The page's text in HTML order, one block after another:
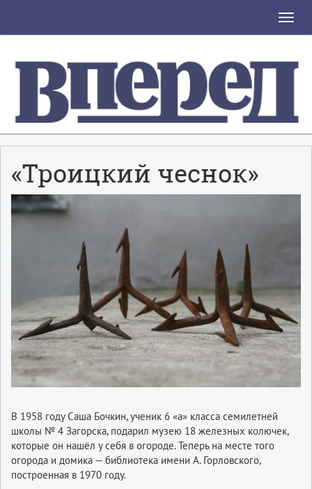
Toggle
«Троицкий чеснок»
В 1958 году Саша Бочкин, ученик 6 «а» класса семилетней
школы № 4 Загорска, подарил музею 18 железных колючек,
которые он нашёл у себя в огороде. Теперь на месте того
огорода и домика — библиотека имени А. Горловского,
построенная в 1970 году.